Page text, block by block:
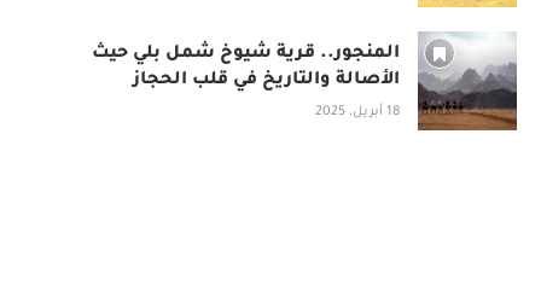
المنجور.. قرية شيوخ شمل بلي حيث
الأصالة والتاريخ في قلب الحجاز
18 أبريل، 2025